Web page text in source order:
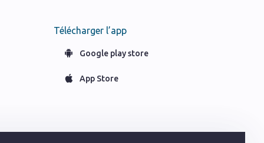
Télécharger l’app
Google play store
App Store